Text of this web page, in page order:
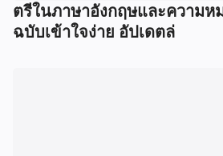
ตรีในภาษาอังกฤษและความห
ฉบับเข้าใจง่าย อัปเดตล่